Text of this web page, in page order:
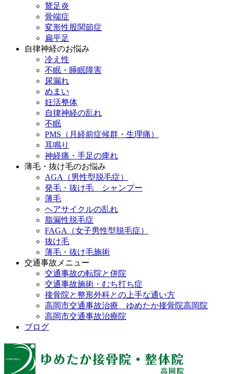
鵞足炎
骨端症
変形性股関節症
扁平足
自律神経のお悩み
冷え性
不眠・睡眠障害
尿漏れ
めまい
妊活整体
自律神経の乱れ
不眠
PMS（月経前症候群・生理痛）
耳鳴り
神経痛・手足の痺れ
薄毛・抜け毛のお悩み
AGA（男性型脱毛症）
発毛・抜け毛 シャンプー
薄毛
ヘアサイクルの乱れ
脂漏性脱毛症
FAGA（女子男性型脱毛症）
抜け毛
薄毛・抜け毛施術
交通事故メニュー
交通事故の転院と併院
交通事故施術・むち打ち症
接骨院と整形外科との上手な通い方
高岡市交通事故治療 ゆめたか接骨院高岡院
高岡市交通事故治療院
ブログ